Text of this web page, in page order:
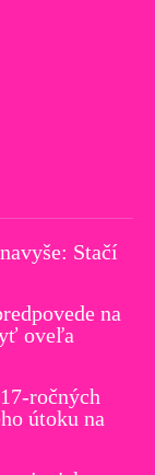
Stačí
na
oveľa
ročných
útoku na